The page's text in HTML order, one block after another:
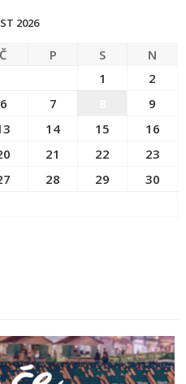
2026
Č P S
N
1
2
6 7
9
14 15
16
21 22
23
28 29
30